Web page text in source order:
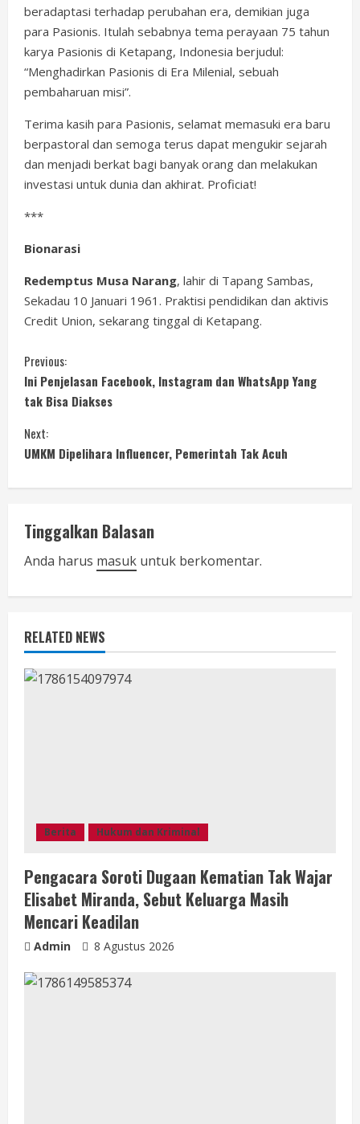
beradaptasi terhadap perubahan era, demikian juga
para Pasionis. Itulah sebabnya tema perayaan 75 tahun
karya Pasionis di Ketapang, Indonesia berjudul:
“Menghadirkan Pasionis di Era Milenial, sebuah
pembaharuan misi”.
Terima kasih para Pasionis, selamat memasuki era baru
berpastoral dan semoga terus dapat mengukir sejarah
dan menjadi berkat bagi banyak orang dan melakukan
investasi untuk dunia dan akhirat. Proficiat!
***
Bionarasi
Redemptus Musa Narang, lahir di Tapang Sambas,
Sekadau 10 Januari 1961. Praktisi pendidikan dan aktivis
Credit Union, sekarang tinggal di Ketapang.
C
o
n
t
n
u
e
R
e
Previous:
Ini Penjelasan Facebook, Instagram dan WhatsApp Yang
tak Bisa Diakses
Next:
UMKM Dipelihara Influencer, Pemerintah Tak Acuh
Tinggalkan Balasan
Anda harus masuk untuk berkomentar.
RELATED NEWS
Berita Hukum dan Kriminal
Pengacara Soroti Dugaan Kematian Tak Wajar
Elisabet Miranda, Sebut Keluarga Masih
Mencari Keadilan
Admin 8 Agustus 2026